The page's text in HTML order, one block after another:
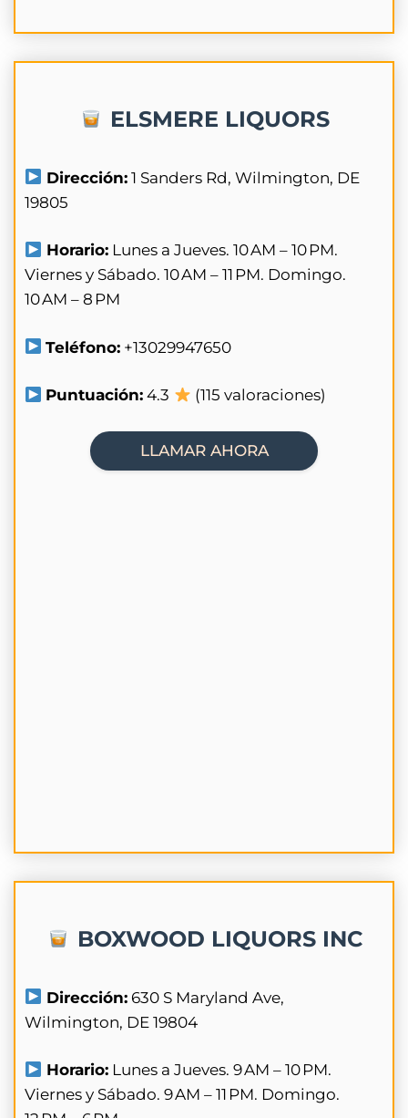
ELSMERE LIQUORS
Dirección: 1 Sanders Rd, Wilmington, DE
19805
Horario: Lunes a Jueves. 10 AM – 10 PM.
Viernes y Sábado. 10 AM – 11 PM. Domingo.
10 AM – 8 PM
Teléfono: +13029947650
Puntuación: 4.3 (115 valoraciones)
LLAMAR AHORA
BOXWOOD LIQUORS INC
Dirección: 630 S Maryland Ave,
Wilmington, DE 19804
Horario: Lunes a Jueves. 9 AM – 10 PM.
Viernes y Sábado. 9 AM – 11 PM. Domingo.